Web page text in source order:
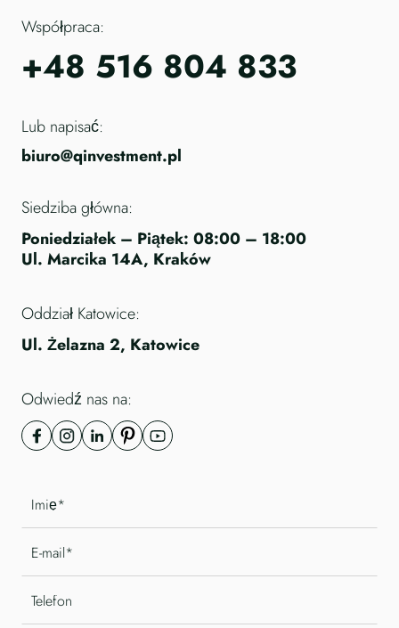
Współpraca:
+48 516 804 833
Lub napisać:
biuro@qinvestment.pl
Siedziba główna:
Poniedziałek – Piątek: 08:00 – 18:00
Ul. Marcika 14A, Kraków
Oddział Katowice:
Ul. Żelazna 2, Katowice
Odwiedź nas na: